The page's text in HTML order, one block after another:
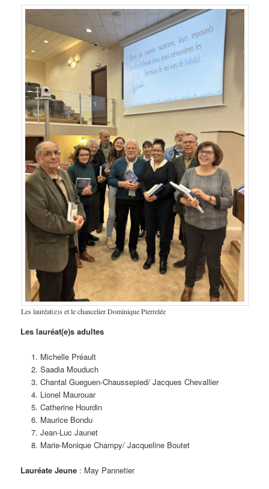
Les lauréat(e)s et le chancelier Dominique Pierrelée
Les lauréat(e)s adultes
Michelle Préault
Saadia Mouduch
Chantal Gueguen-Chaussepied/ Jacques Chevallier
Lionel Maurouar
Catherine Hourdin
Maurice Bondu
Jean-Luc Jaunet
Marie-Monique Champy/ Jacqueline Boutet
Lauréate Jeune : May Pannetier